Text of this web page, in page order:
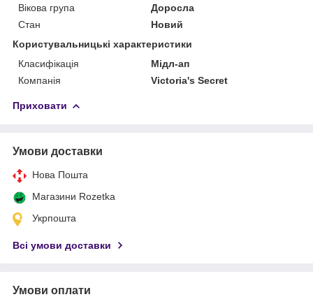
Вікова група
Доросла
Стан
Новий
Користувальницькі характеристики
Класифікація
Мідл-ап
Компанія
Victoria's Secret
Приховати
Умови доставки
Нова Пошта
Магазини Rozetka
Укрпошта
Всі умови доставки
Умови оплати